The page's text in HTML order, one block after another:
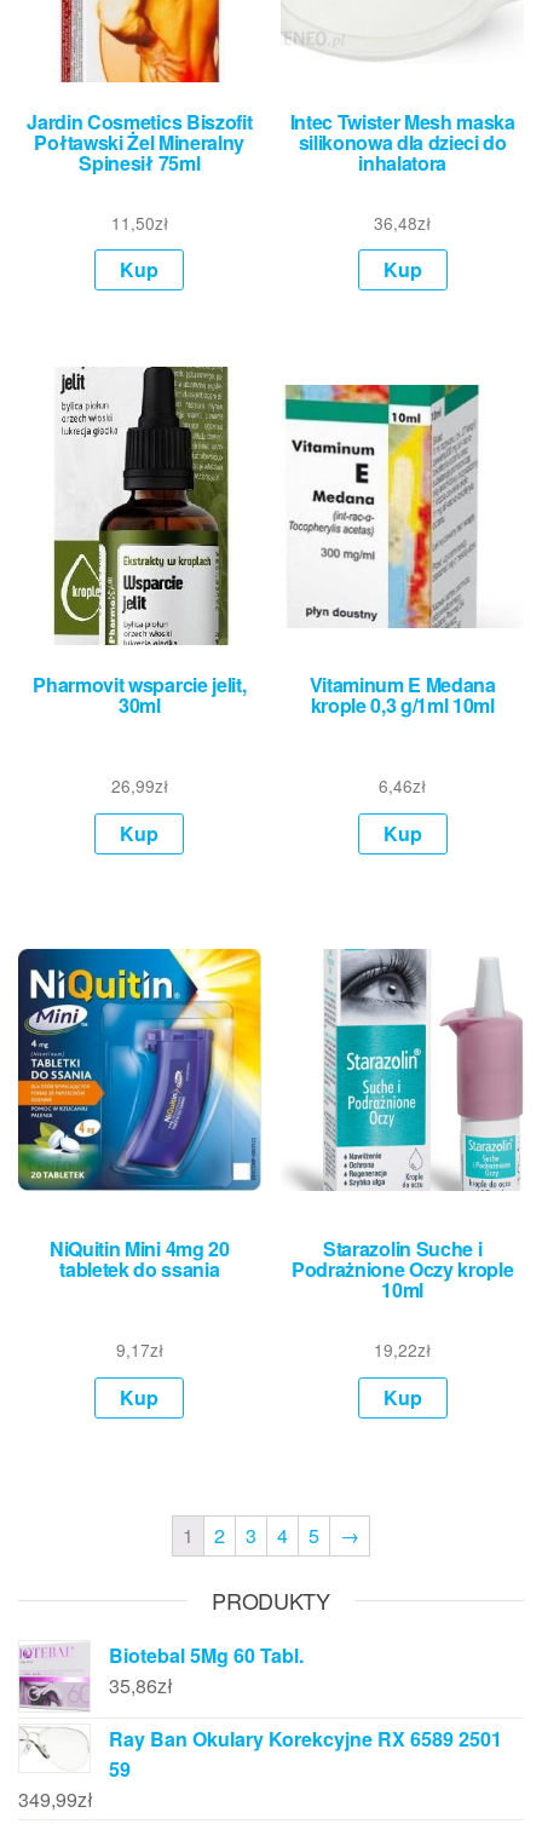
Jardin Cosmetics Biszofit
Połtawski Żel Mineralny
Spinesił 75ml
11,50zł
Kup
Intec Twister Mesh maska
silikonowa dla dzieci do
inhalatora
36,48zł
Kup
Pharmovit wsparcie jelit,
30ml
26,99zł
Kup
Vitaminum E Medana
krople 0,3 g/1ml 10ml
6,46zł
Kup
NiQuitin Mini 4mg 20
tabletek do ssania
9,17zł
Kup
Starazolin Suche i
Podrażnione Oczy krople
10ml
19,22zł
Kup
1 2 3 4 5 →
PRODUKTY
Biotebal 5Mg 60 Tabl.
35,86zł
Ray Ban Okulary Korekcyjne RX 6589 2501
59
349,99zł